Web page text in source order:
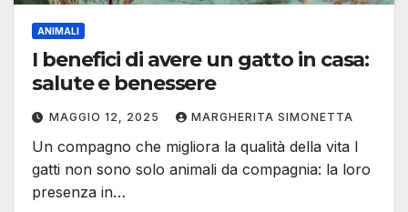
ANIMALI
I benefici di avere un gatto in casa:
salute e benessere
MAGGIO 12, 2025 MARGHERITA SIMONETTA
Un compagno che migliora la qualità della vita I
gatti non sono solo animali da compagnia: la loro
presenza in…